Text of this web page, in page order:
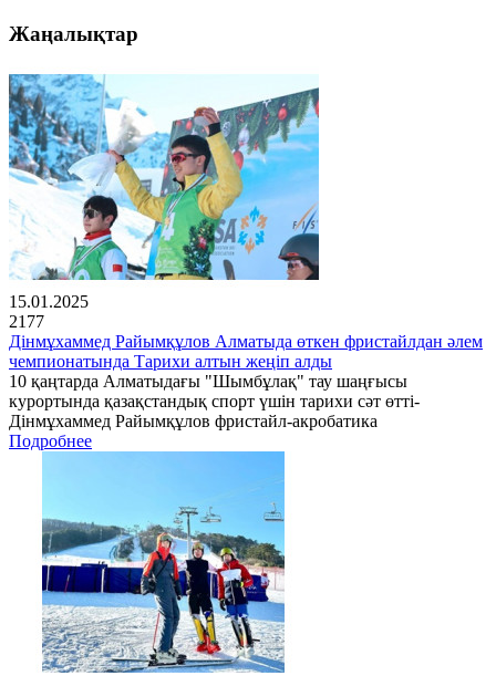
Жаңалықтар
15.01.2025
2177
Дінмұхаммед Райымқұлов Алматыда өткен фристайлдан әлем
чемпионатында Тарихи алтын жеңіп алды
10 қаңтарда Алматыдағы "Шымбұлақ" тау шаңғысы
курортында қазақстандық спорт үшін тарихи сәт өтті-
Дінмұхаммед Райымқұлов фристайл-акробатика
Подробнее